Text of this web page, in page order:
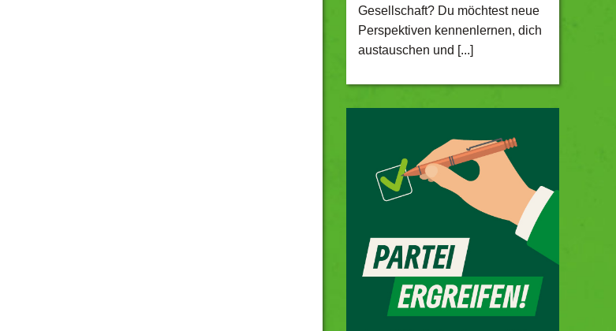
Gesellschaft? Du möchtest neue
Perspektiven kennenlernen, dich
austauschen und [...]